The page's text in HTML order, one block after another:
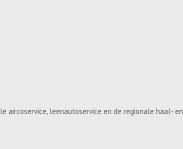
aircoservice, leenautoservice en de regionale haal- en